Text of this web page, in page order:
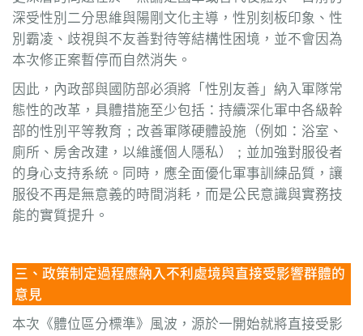
深受性別二分思維與陽剛文化主導，性別刻板印象、性
別霸凌、歧視與不友善對待等結構性困境，並不會因為
本次修正案暫停而自然消失。
因此，內政部與國防部必須將「性別友善」納入軍隊常
態性的改革，具體措施至少包括：持續深化軍中各級幹
部的性別平等教育；改善軍隊硬體設施（例如：浴室、
廁所、房舍改建，以維護個人隱私）；並加強對服役者
的身心支持系統。同時，應全面優化軍事訓練品質，讓
服役不再是無意義的時間消耗，而是公民意識與實務技
能的實質提升。
三、政策制定過程應納入不利處境與直接受影響群體的
意見
本次《體位區分標準》風波，源於一開始就將直接受影